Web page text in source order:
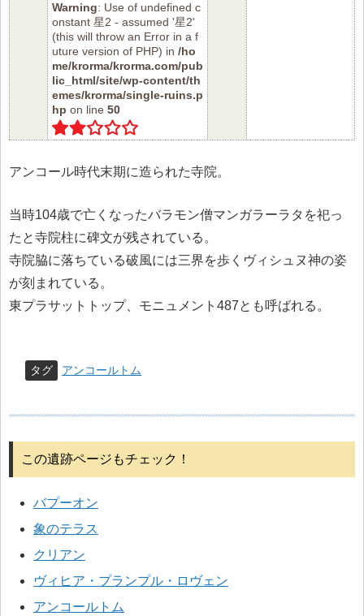
Warning: Use of undefined c
onstant 星2 - assumed '星2'
(this will throw an Error in a f
uture version of PHP) in /ho
me/krorma/krorma.com/pub
lic_html/site/wp-content/th
emes/krorma/single-ruins.p
hp on line 50
アンコール時代末期に造られた寺院。
当時104歳で亡くなったバラモン僧マンガラーラタを祀っ
たと寺院柱に碑文が残されている。
寺院脇に落ちている破風には三界を歩くヴィシュヌ神の姿
が刻まれている。
東プラサットトップ、モニュメント487とも呼ばれる。
タグ アンコールトム
この遺跡ページもチェック！
バプーオン
象のテラス
クリアン
ヴィヒア・プランプル・ロヴェン
アンコールトム